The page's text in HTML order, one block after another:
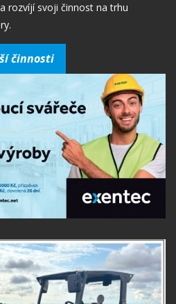
rozvíjí svoji činnost na trhu
činnosti